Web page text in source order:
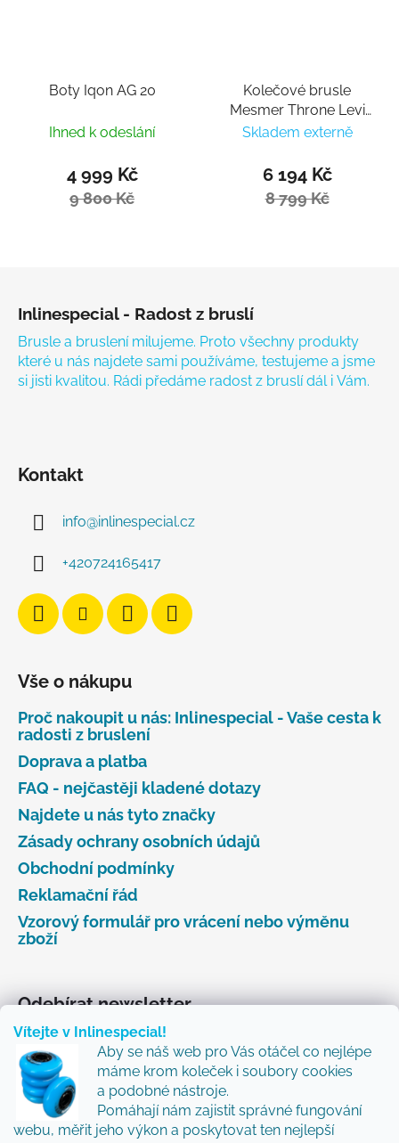
Vítejte v Inlinespecial!
Aby se náš web pro Vás otáčel co nejlépe
máme krom koleček i soubory cookies
a podobné nástroje.
Pomáhají nám zajistit správné fungování
webu, měřit jeho výkon a poskytovat ten nejlepší
Boty Iqon AG 20
Ihned k odeslání
4 999 Kč
9 800 Kč
Kolečové brusle
Mesmer Throne Levi
van Rijn Pro
Skladem externě
6 194 Kč
8 799 Kč
Inlinespecial - Radost z bruslí
Brusle a bruslení milujeme. Proto všechny produkty
které u nás najdete sami používáme, testujeme a jsme
si jisti kvalitou. Rádi předáme radost z bruslí dál i Vám.
Kontakt
info@inlinespecial.cz
+420724165417
Vše o nákupu
Proč nakoupit u nás: Inlinespecial - Vaše cesta k
radosti z bruslení
Doprava a platba
FAQ - nejčastěji kladené dotazy
Najdete u nás tyto značky
Zásady ochrany osobních údajů
Obchodní podmínky
Reklamační řád
Vzorový formulář pro vrácení nebo výměnu
zboží
Odebírat newsletter
Vložte svůj e-mail a my vám budeme zasílat informace
o nových produktech na našem e-shopu.
Přidejte se k nám a my Vám budeme zasílat ty nejlepší
novinky a tipy.